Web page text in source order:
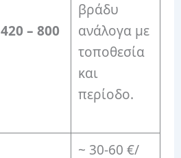
420 – 800
βράδυ
ανάλογα με
τοποθεσία
και
περίοδο.
~ 30-60 €/